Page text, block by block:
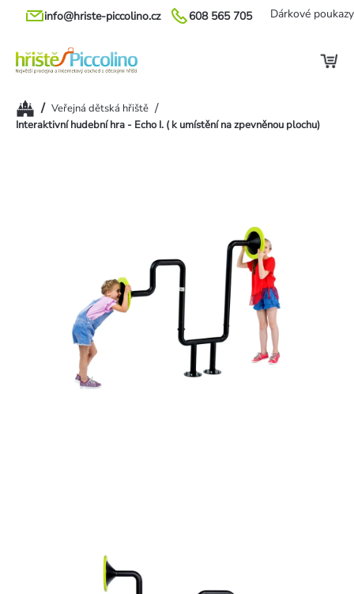
Přejít
608 565 705
info@hriste-piccolino.cz Dárkové poukazy
Domů/ Veřejná dětská hřiště /
Interaktivní hudební hra - Echo I. ( k umístění na zpevněnou plochu)